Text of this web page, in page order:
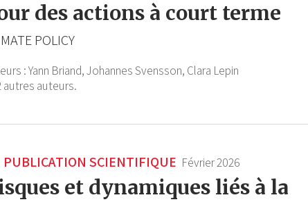
des actions à court terme
POLICY
:Yann Briand,Johannes Svensson, Clara Lepin
autres auteurs.
PUBLICATION SCIENTIFIQUE Février 2026
et dynamiques liés à la